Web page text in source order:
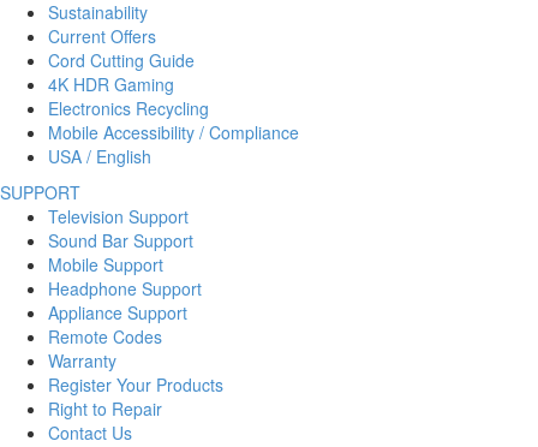
Sustainability
Current Offers
Cord Cutting Guide
4K HDR Gaming
Electronics Recycling
Mobile Accessibility / Compliance
USA / English
SUPPORT
Television Support
Sound Bar Support
Mobile Support
Headphone Support
Appliance Support
Remote Codes
Warranty
Register Your Products
Right to Repair
Contact Us